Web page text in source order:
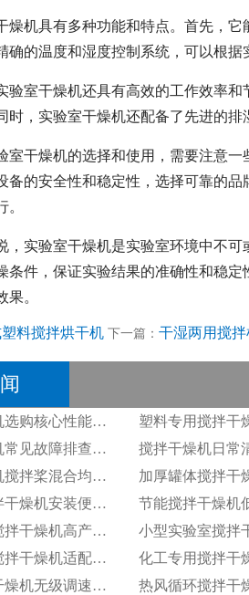
燥机具有多种功能和特点。首先，
确的温度和湿度控制系统，可以根
验室干燥机还具有高效的工作效率
时，实验室干燥机还配备了先进的
室干燥机的选择和使用，需要注意
备的安全性和稳定性，选择可靠的
，实验室干燥机是实验室环境中不
条件，保证实验结果的准确性和稳
果。
料搅拌烘干机 下一篇： 干湿两用搅拌
搅拌干燥机选购核心性能参数
搅拌干燥机常见故障排查方案
搅拌干燥机搅拌桨混合均匀度
一体式搅拌干燥机安装便捷优势
大型工业搅拌干燥机高产能表现
颗粒物料搅拌干燥机适配效果
变频搅拌干燥机无级调速功能